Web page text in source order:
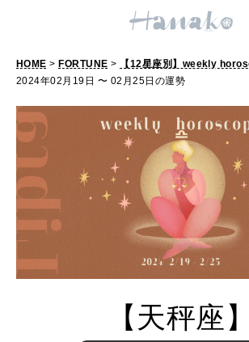
10
FOOD
おいしい
TRAVEL
どこ行く？
FORTUNE
HOME > FORTUNE > 【12星座別】weekly
2024年02月19日 〜 02月25日の運勢
【天秤座】